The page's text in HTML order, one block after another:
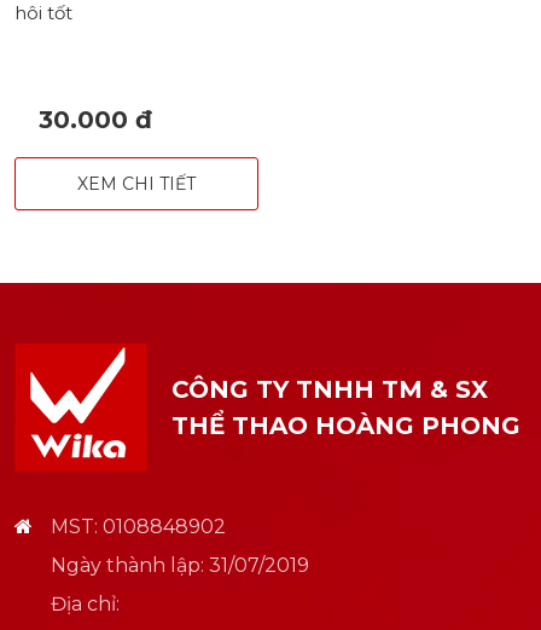
hôi tốt
30.000 đ
XEM CHI TIẾT
CÔNG TY TNHH TM & SX
THỂ THAO HOÀNG PHONG
MST: 0108848902
Ngày thành lập: 31/07/2019
Địa chỉ: